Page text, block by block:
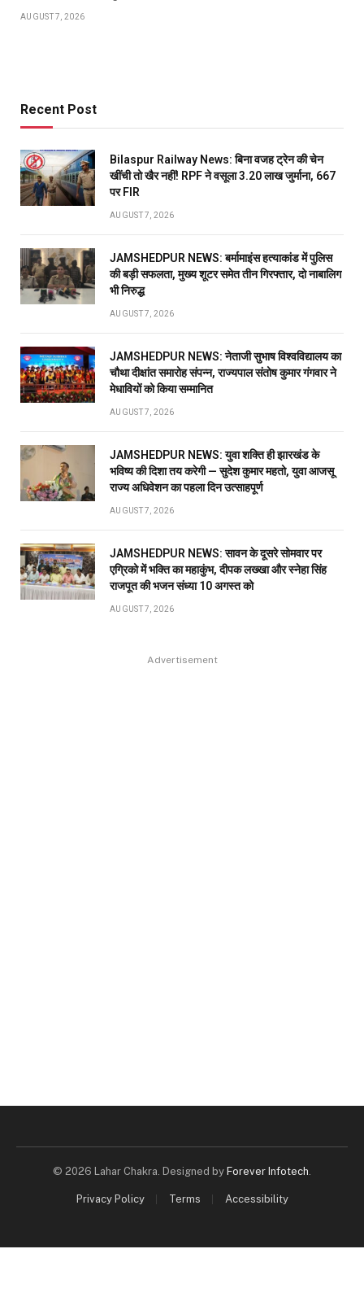
AUGUST 7, 2026
Recent Post
Bilaspur Railway News: बिना वजह ट्रेन की चेन
खींची तो खैर नहीं! RPF ने वसूला 3.20 लाख जुर्माना, 667
पर FIR
AUGUST 7, 2026
JAMSHEDPUR NEWS: बर्मामाइंस हत्याकांड में पुलिस
की बड़ी सफलता, मुख्य शूटर समेत तीन गिरफ्तार, दो नाबालिग
भी निरुद्ध
AUGUST 7, 2026
JAMSHEDPUR NEWS: नेताजी सुभाष विश्वविद्यालय का
चौथा दीक्षांत समारोह संपन्न, राज्यपाल संतोष कुमार गंगवार ने
मेधावियों को किया सम्मानित
AUGUST 7, 2026
JAMSHEDPUR NEWS: युवा शक्ति ही झारखंड के
भविष्य की दिशा तय करेगी — सुदेश कुमार महतो, युवा आजसू
राज्य अधिवेशन का पहला दिन उत्साहपूर्ण
AUGUST 7, 2026
JAMSHEDPUR NEWS: सावन के दूसरे सोमवार पर
एग्रिको में भक्ति का महाकुंभ, दीपक लख्खा और स्नेहा सिंह
राजपूत की भजन संध्या 10 अगस्त को
AUGUST 7, 2026
Advertisement
© 2026 Lahar Chakra. Designed by Forever Infotech.
Privacy Policy Terms Accessibility